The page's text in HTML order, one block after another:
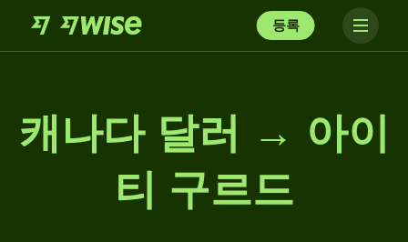
등록
캐나다 달러 → 아이
티 구르드